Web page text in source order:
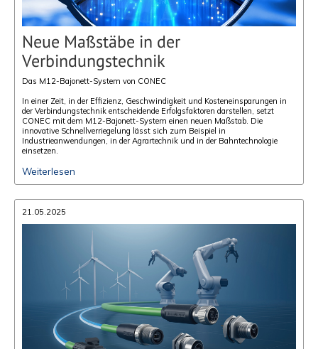
Neue Maßstäbe in der
Verbindungstechnik
Das M12-Bajonett-System von CONEC
In einer Zeit, in der Effizienz, Geschwindigkeit und Kosteneinsparungen in
der Verbindungstechnik entscheidende Erfolgsfaktoren darstellen, setzt
CONEC mit dem M12-Bajonett-System einen neuen Maßstab. Die
innovative Schnellverriegelung lässt sich zum Beispiel in
Industrieanwendungen, in der Agrartechnik und in der Bahntechnologie
einsetzen.
Weiterlesen
21.05.2025